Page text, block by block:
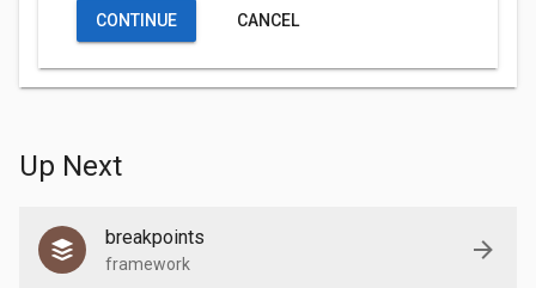
CONTINUE CANCEL
Up Next
breakpoints
framework